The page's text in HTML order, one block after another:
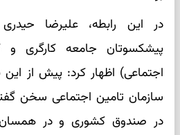
در این رابطه، علیرضا
پیشکسوتان جامعه کارگری و
اجتماعی) اظهار کرد: پیش از این
سازمان تامین اجتماعی سخن